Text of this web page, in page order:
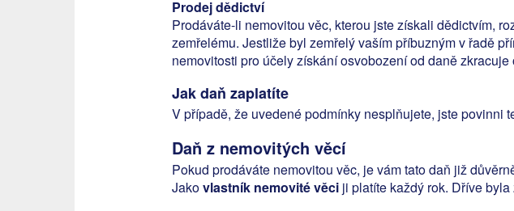
Prodej dědictví
Prodáváte-li nemovitou věc, kterou jste získali dědictvím,
zemřelému. Jestliže byl zemřelý vaším příbuzným v řadě
nemovitosti pro účely získání osvobození od daně
Jak daň zaplatíte
V případě, že uvedené podmínky nesplňujete, jste povinni
Daň z nemovitých věcí
Pokud prodáváte nemovitou věc, je vám tato daň již
Jakovlastník nemovité věci ji platíte každý rok. Dříve